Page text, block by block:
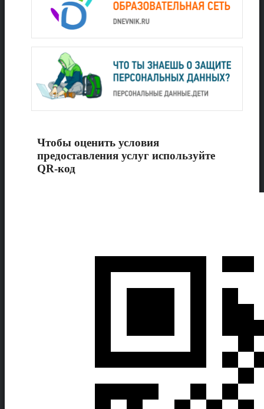
Чтобы оценить условия
предоставления услуг используйте
QR-код